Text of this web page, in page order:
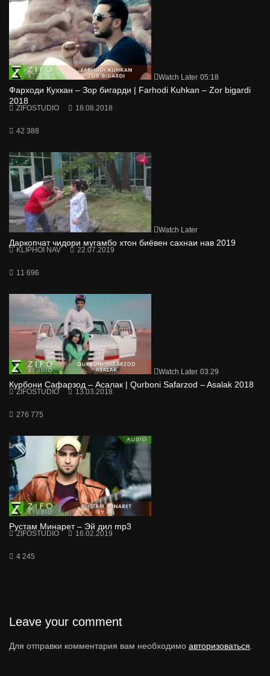
Watch Later 05:18
Фарходи Кухкан – Зор бигарди | Farhodi Kuhkan – Zor bigardi
2018
ZIFOSTUDIO 18.08.2018
42 388
Watch Later
Даркопчат чидори мугамбо хтон биёвен сахнаи нав 2019
KLIPHOI NAV 22.07.2019
11 696
Watch Later 03:29
Курбони Сафарзод – Асалак | Qurboni Safarzod – Asalak 2018
ZIFOSTUDIO 13.03.2018
276 775
Рустам Минарет – Эй дил mp3
ZIFOSTUDIO 16.02.2019
4 245
Leave your comment
Для отправки комментария вам необходимо авторизоваться.